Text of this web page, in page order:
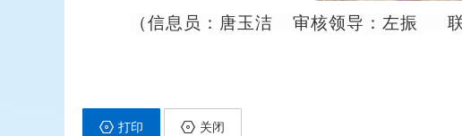
（信息员：唐玉洁 审核领导：左振 联
打印 关闭